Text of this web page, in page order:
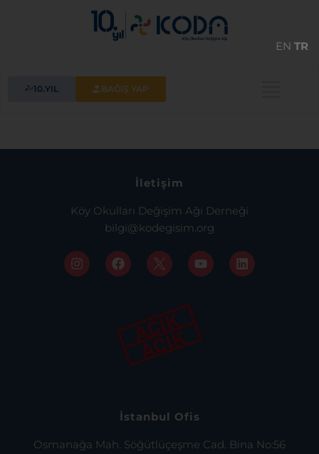
10.YIL BAĞIŞ YAP
İletişim
Köy Okulları Değişim Ağı Derneği
bilgi@kodegisim.org
İstanbul Ofis
Osmanağa Mah. Söğütlüçeşme Cad. Bina No:56
EN TR